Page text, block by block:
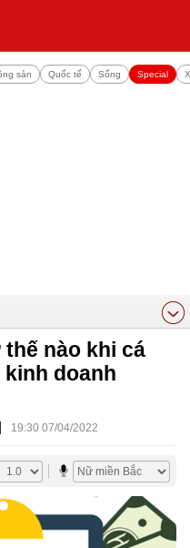
sản Quốc tế Sống Special
nào khi cá
doanh
| 19:30 07/04/2022